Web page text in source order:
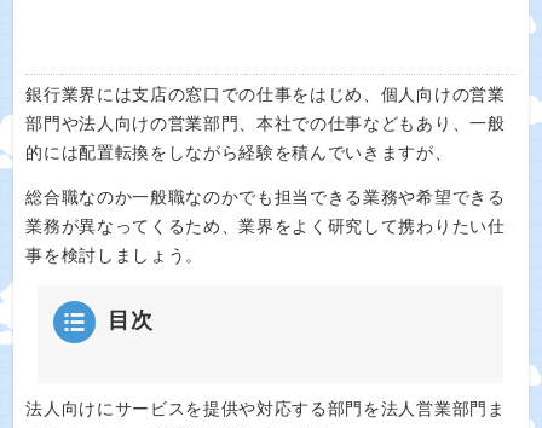
銀行業界には支店の窓口での仕事をはじめ、個人向けの営業
部門や法人向けの営業部門、本社での仕事などもあり、一般
的には配置転換をしながら経験を積んでいきますが、
総合職なのか一般職なのかでも担当できる業務や希望できる
業務が異なってくるため、業界をよく研究して携わりたい仕
事を検討しましょう。
目次
法人向けにサービスを提供や対応する部門を法人営業部門ま